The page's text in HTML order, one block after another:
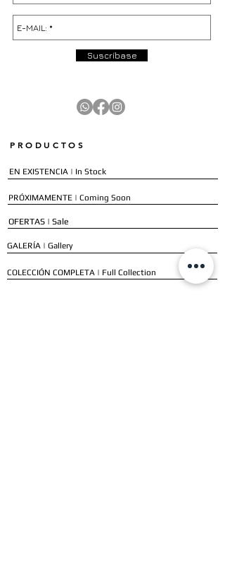
Suscríbase
PRODUCTOS
EN EXISTENCIA | In Stock
PRÓXIMAMENTE | Coming Soon
OFERTAS | Sale
GALERÍA | Gallery
COLECCIÓN COMPLETA | Full Collection